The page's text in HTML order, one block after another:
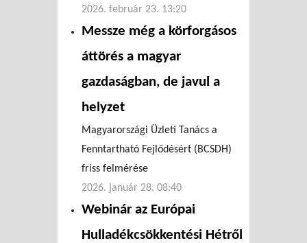
2026. február 23. 13:20
Messze még a körforgásos
áttörés a magyar
gazdaságban, de javul a
helyzet
Magyarországi Üzleti Tanács a
Fenntartható Fejlődésért (BCSDH)
friss felmérése
2026. január 28. 08:40
Webinár az Európai
Hulladékcsökkentési Hétről